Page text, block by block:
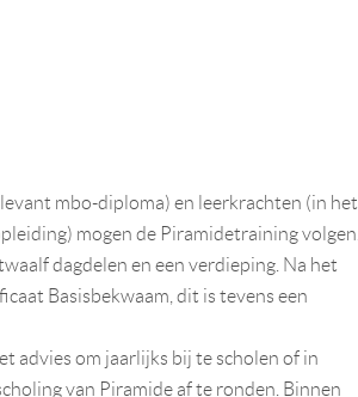
mbo-diploma) en leerkrachten (in het
mogen de Piramidetraining volgen.
dagdelen en een verdieping. Na het
Basisbekwaam, dit is tevens een
advies om jaarlijks bij te scholen of in
van Piramide af te ronden. Binnen